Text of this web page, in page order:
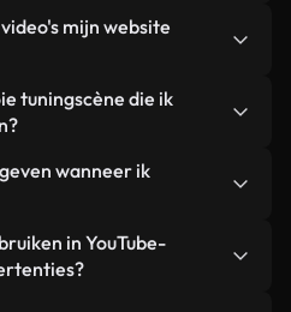
bibliotheek die bestaat
beelden van
video is duidelijk
wat je gebruikt.
mijn website
versies
webklare formaten
kwaliteit hoog, worden de
en worden
tuningscène die ik
je direct een video.
"Mooie tuning bij
video die
wanneer ik
vereist. Alle video's in
royaltyvrij en kunnen
in YouTube-